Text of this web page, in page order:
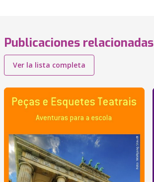
Publicaciones relacionadas
Ver la lista completa